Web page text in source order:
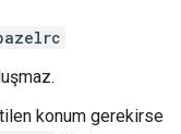
konum gerekirse